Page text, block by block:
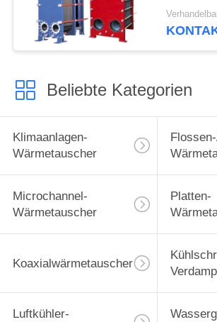
Beliebte Kategorien
Klimaanlagen-
Wärmetauscher
Microchannel-
Wärmetauscher
Platten-
Koaxialwärmetauscher
Luftkühler-